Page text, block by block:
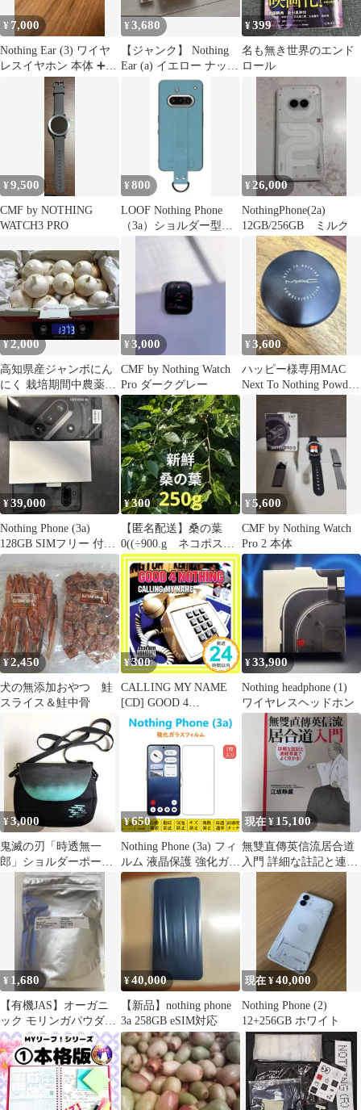
¥ 7,000
Nothing Ear (3) ワイヤ
レスイヤホン 本体 ➕右
¥3,680
【ジャンク】 Nothing
Ear (a) イエロー ナッシ
ング イヤホン
¥399
名も無き世界のエンド
ロール
¥9,500
CMF by NOTHING
WATCH3 PRO
¥800
LOOF Nothing Phone
（3a）ショルダー型ス
¥ 26,000
NothingPhone(2a)
12GB/256GB ミルク
¥2,000
高知県産ジャンボにん
にく 栽培期間中農薬不
使用
¥3,000
CMF by Nothing Watch
Pro ダークグレー
¥3,600
ハッピー様専用MAC
Next To Nothing Powder
¥39,000
Nothing Phone (3a)
128GB SIMフリー 付属
品完備
¥300
【匿名配送】桑の葉
0((÷900.g ネコポス箱
いっぱい
¥5,600
CMF by Nothing Watch
Pro 2 本体
¥2,450
犬の無添加おやつ 鮭
スライス＆鮭中骨
¥300
CALLING MY NAME
[CD] GOOD 4
NOTHING_02
¥33,900
Nothing headphone (1)
ワイヤレスヘッドホン
¥3,000
鬼滅の刃「時透無一
郎」ショルダーポーチ
クリアポケット付き
¥650
Nothing Phone (3a) フィ
ルム 液晶保護 強化ガラ
スフィルム 自動吸着 ナ
ッシング フォンスリー
画面保護 シール スクリ
ーンプロテクター 2.5D
ラウンドエッジ加工 貼
り付け簡単 貼り直し可
能
現在 ¥ 15,100
無雙直傳英信流居合道
入門 詳細な註記と連続
¥ 1,680
【有機JAS】オーガニ
ック モリンガパウダー
200g スーパーフード健
康茶
¥40,000
【新品】nothing phone
3a 258GB eSIM対応
現在 ¥40,000
Nothing Phone (2)
12+256GB ホワイト